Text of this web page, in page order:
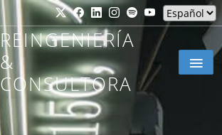
REINGENIERÍA
&
CONSULTORA